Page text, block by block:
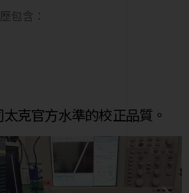
包含：
克官方水準的校正品質。